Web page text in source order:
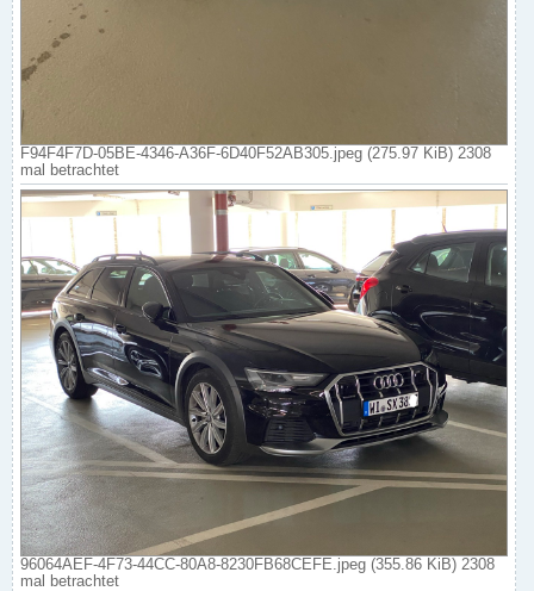
F94F4F7D-05BE-4346-A36F-6D40F52AB305.jpeg (275.97 KiB) 2308
mal betrachtet
96064AEF-4F73-44CC-80A8-8230FB68CEFE.jpeg (355.86 KiB) 2308
mal betrachtet